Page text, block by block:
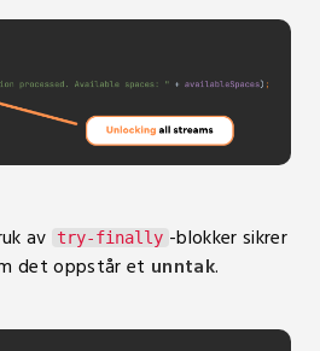
av try-finally -blokker sikrer
det oppstår et unntak.